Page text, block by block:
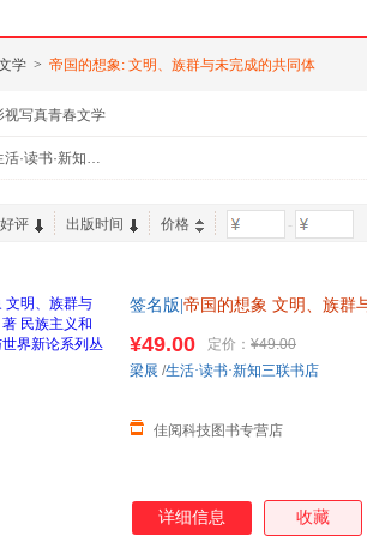
学 > 帝国的想象: 文明、族群与未完成的共同体
视写真青春文学
生活·读书·新知三联书店
好评 出版时间 价格 -
签名版| 帝国的想象 文明、族群
¥49.00 定价： ¥49.00
佳阅科技图书专营店
梁展 /生活·读书·新知三联书店
详细信息 收藏